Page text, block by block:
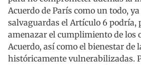
Acuerdo de París como un todo,
salvaguardas el Artículo 6 podría,
amenazar el cumplimiento de los
Acuerdo, así como el bienestar de
históricamente vulnerabilizadas.